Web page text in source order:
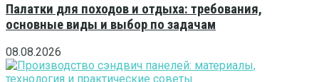
Палатки для походов и отдыха: требования,
основные виды и выбор по задачам
08.08.2026